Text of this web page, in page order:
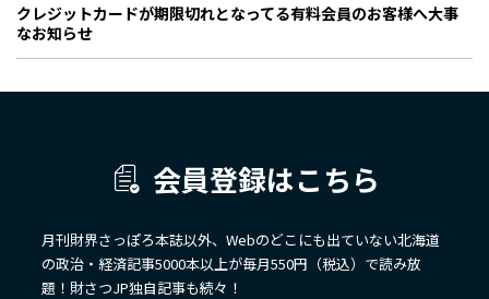
クレジットカードが期限切れとなってる有料会員のお客様へ大事
なお知らせ
会員登録はこちら
月刊財界さっぽろ本誌以外、Webのどこにも出ていない北海道
の政治・経済記事5000本以上が毎月550円（税込）で読み放
題！財さつJP独自記事も続々！